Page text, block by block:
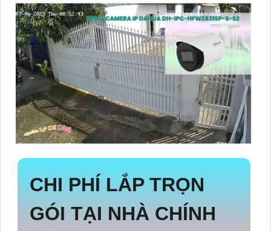
CHI PHÍ LẮP TRỌN
GÓI TẠI NHÀ CHÍNH